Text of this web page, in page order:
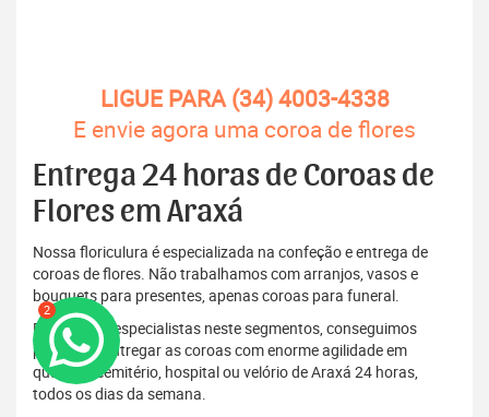
2
LIGUE PARA (34) 4003-4338
E envie agora uma coroa de flores
Entrega 24 horas de Coroas de
Flores em Araxá
Nossa floriculura é especializada na confeção e entrega de
coroas de flores. Não trabalhamos com arranjos, vasos e
bouquets para presentes, apenas coroas para funeral.
Por sermos especialistas neste segmentos, conseguimos
produzir e entregar as coroas com enorme agilidade em
qualquer cemitério, hospital ou velório de Araxá 24 horas,
todos os dias da semana.